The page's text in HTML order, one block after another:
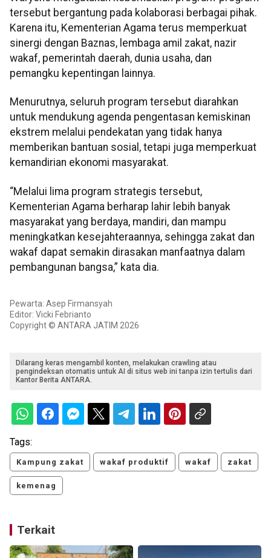
tersebut bergantung pada kolaborasi berbagai pihak.
Karena itu, Kementerian Agama terus memperkuat
sinergi dengan Baznas, lembaga amil zakat, nazir
wakaf, pemerintah daerah, dunia usaha, dan
pemangku kepentingan lainnya.
Menurutnya, seluruh program tersebut diarahkan
untuk mendukung agenda pengentasan kemiskinan
ekstrem melalui pendekatan yang tidak hanya
memberikan bantuan sosial, tetapi juga memperkuat
kemandirian ekonomi masyarakat.
“Melalui lima program strategis tersebut,
Kementerian Agama berharap lahir lebih banyak
masyarakat yang berdaya, mandiri, dan mampu
meningkatkan kesejahteraannya, sehingga zakat dan
wakaf dapat semakin dirasakan manfaatnya dalam
pembangunan bangsa,” kata dia.
Pewarta: Asep Firmansyah
Editor: Vicki Febrianto
Copyright © ANTARA JATIM 2026
Dilarang keras mengambil konten, melakukan crawling atau
pengindeksan otomatis untuk AI di situs web ini tanpa izin tertulis dari
Kantor Berita ANTARA.
Tags:
Kampung zakat wakaf produktif wakaf zakat
kemenag
Terkait